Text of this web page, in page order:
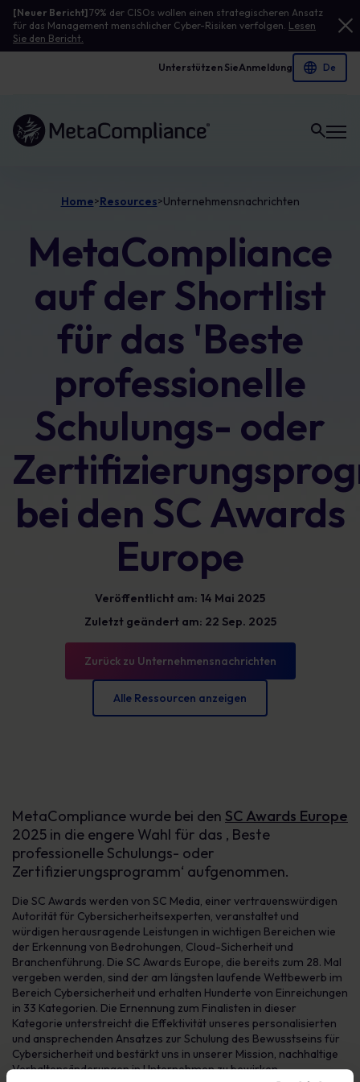
[Neuer Bericht]79% der CISOs wollen einen strategischeren Ansatz
für das Management menschlicher Cyber-Risiken verfolgen. Lesen
Sie den Bericht.
Unterstützen SieAnmeldung
Link zur Homepage
Home>Resources>Unternehmensnachrichten
MetaCompliance
auf der Shortlist
für das 'Beste
professionelle
Schulungs- oder
bei den SC Awards
Europe
Veröffentlicht am: 14 Mai 2025
Zuletzt geändert am: 22 Sep. 2025
Zurück zu Unternehmensnachrichten
Alle Ressourcen anzeigen
MetaCompliance wurde bei den SC Awards Europe
2025 in die engere Wahl für das ‚ Beste
professionelle Schulungs- oder
Zertifizierungsprogramm‘ aufgenommen.
Die SC Awards werden von SC Media, einer vertrauenswürdigen
Autorität für Cybersicherheitsexperten, veranstaltet und
würdigen herausragende Leistungen in wichtigen Bereichen wie
der Erkennung von Bedrohungen, Cloud-Sicherheit und
Branchenführung. Die SC Awards Europe, die bereits zum 28. Mal
vergeben werden, sind der am längsten laufende Wettbewerb im
Bereich Cybersicherheit und erhalten Hunderte von Einreichungen
in 33 Kategorien. Die Ernennung zum Finalisten in dieser
Kategorie unterstreicht die Effektivität unseres personalisierten
und ansprechenden Ansatzes zur Schulung des Bewusstseins für
Cybersicherheit und bestärkt uns in unserer Mission, nachhaltige
Verhaltensänderungen in Unternehmen zu bewirken.